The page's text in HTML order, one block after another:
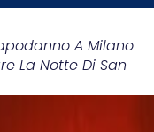
A Milano
La Notte Di San